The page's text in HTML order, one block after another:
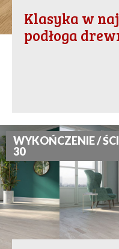
Klasyka w
podłoga
WYKOŃCZENIE /
30